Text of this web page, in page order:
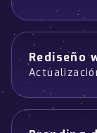
Rediseño